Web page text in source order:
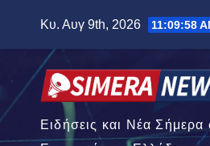
περιεχόμενο
Κυ. Αυγ 9th, 2026 11:09:59
Ειδήσεις και Νέα Σήμερα